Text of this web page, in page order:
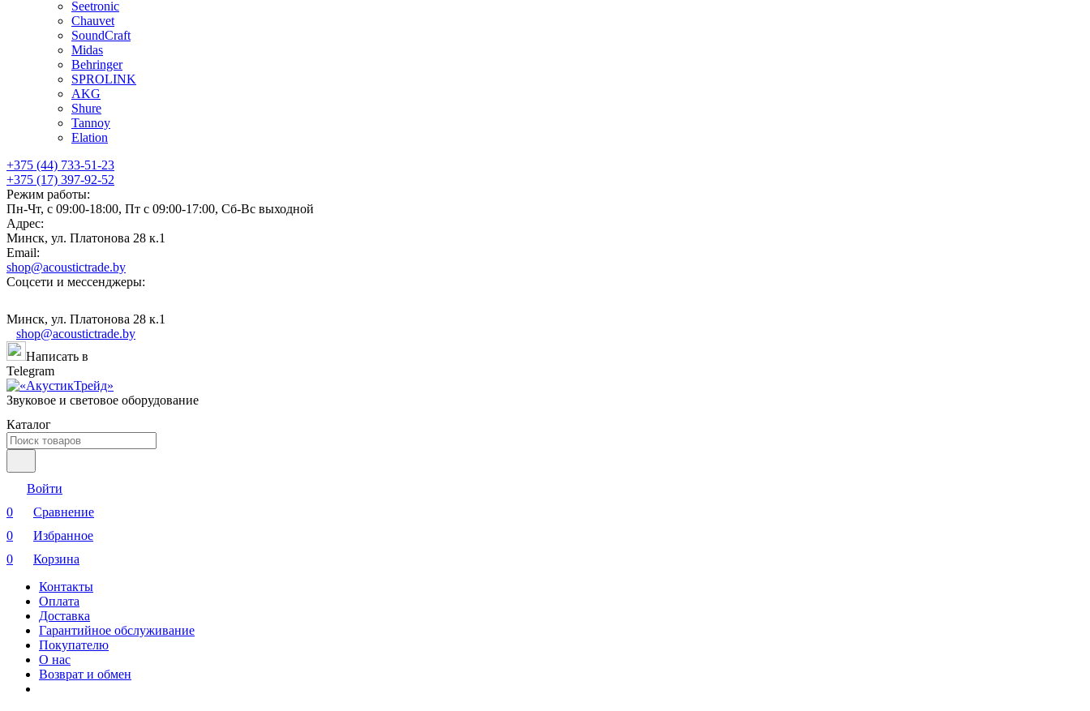
Seetronic
Chauvet
SoundCraft
Midas
Behringer
SPROLINK
AKG
Shure
Tannoy
Elation
+375 (44) 733-51-23
+375 (17) 397-92-52
Режим работы:
Пн-Чт, с 09:00-18:00, Пт с 09:00-17:00, Сб-Вс выходной
Адрес:
Минск, ул. Платонова 28 к.1
Email:
shop@acoustictrade.by
Соцсети и мессенджеры:
Минск, ул. Платонова 28 к.1
shop@acoustictrade.by
Написать в
Telegram
Звуковое и световое оборудование
Каталог
Войти
0
Сравнение
0
Избранное
0
Корзина
Контакты
Оплата
Доставка
Гарантийное обслуживание
Покупателю
О нас
Возврат и обмен